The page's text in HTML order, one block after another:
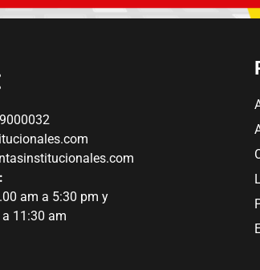
am a 5:30 pm y
11:30 am